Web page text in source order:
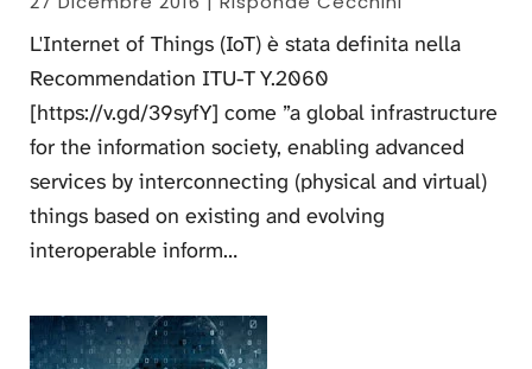
L'Internet of Things (IoT) è stata definita nella
Recommendation ITU-T Y.2060
[https://v.gd/39syfY] come ”a global infrastructure
for the information society, enabling advanced
services by interconnecting (physical and virtual)
things based on existing and evolving
interoperable inform…